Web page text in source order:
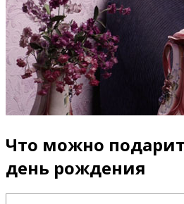
Что можно
день рождения